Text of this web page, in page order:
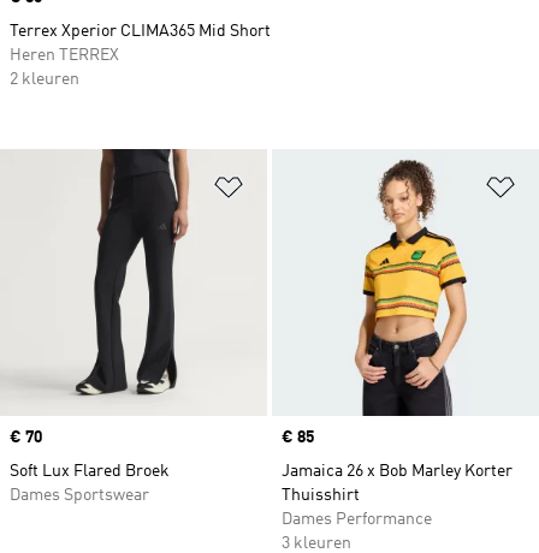
Op verlanglijst zetten
Price
€ 70
Soft Lux Flared Broek
Dames Sportswear
Price
€ 85
Jamaica 26 x Bob Marley Korter
Thuisshirt
Dames Performance
3 kleuren
Terrex Xperior CLIMA365 Mid Short
Heren TERREX
2 kleuren